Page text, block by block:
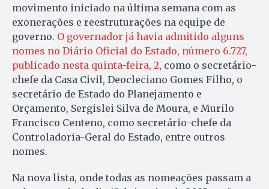
movimento iniciado na última semana com as
exonerações e reestruturações na equipe de
governo. O governador já havia admitido alguns
nomes no Diário Oficial do Estado, número 6.727,
publicado nesta quinta-feira, 2, como o secretário-
chefe da Casa Civil, Deocleciano Gomes Filho, o
secretário de Estado do Planejamento e
Orçamento, Sergislei Silva de Moura, e Murilo
Francisco Centeno, como secretário-chefe da
Controladoria-Geral do Estado, entre outros
nomes.
Na nova lista, onde todas as nomeações passam a